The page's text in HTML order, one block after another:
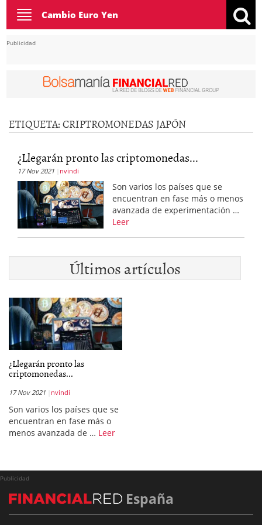
Toggle
navigation
Cambio Euro Yen
Publicidad
ETIQUETA:CRIPTROMONEDAS JAPÓN
¿Llegarán pronto las criptomonedas...
17 Nov 2021 nvindi
Son varios los países que se
encuentran en fase más o menos
avanzada de experimentación …
Leer
Últimos artículos
¿Llegarán pronto las
criptomonedas...
17 Nov 2021 nvindi
Son varios los países que se
encuentran en fase más o
menos avanzada de … Leer
Publicidad
España